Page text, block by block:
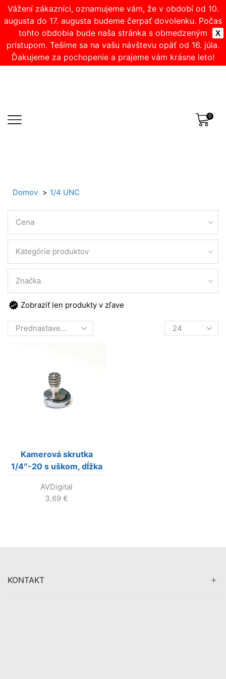
X
Vážení zákazníci, oznamujeme vám, že v období od 10.
augusta do 17. augusta budeme čerpať dovolenku. Počas
tohto obdobia bude naša stránka s obmedzeným
prístupom. Tešíme sa na vašu návštevu opäť od 16. júla.
Ďakujeme za pochopenie a prajeme vám krásne leto!
0
Domov 1/4 UNC
Cena
Kategórie produktov
Značka
Zobraziť len produkty v zľave
Products
per
Kamerová skrutka
1/4″-20 s uškom, dĺžka
AVDigital
3.69 €
KONTAKT